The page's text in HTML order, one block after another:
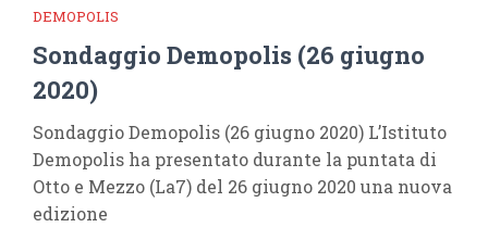
DEMOPOLIS
Sondaggio Demopolis (26 giugno
2020)
Sondaggio Demopolis (26 giugno 2020) L’Istituto
Demopolis ha presentato durante la puntata di
Otto e Mezzo (La7) del 26 giugno 2020 una nuova
edizione